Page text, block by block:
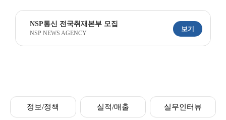
NSP통신 전국취재본부 모집
NSP NEWS AGENCY
보기
정보/정책 실적/매출 실무인터뷰